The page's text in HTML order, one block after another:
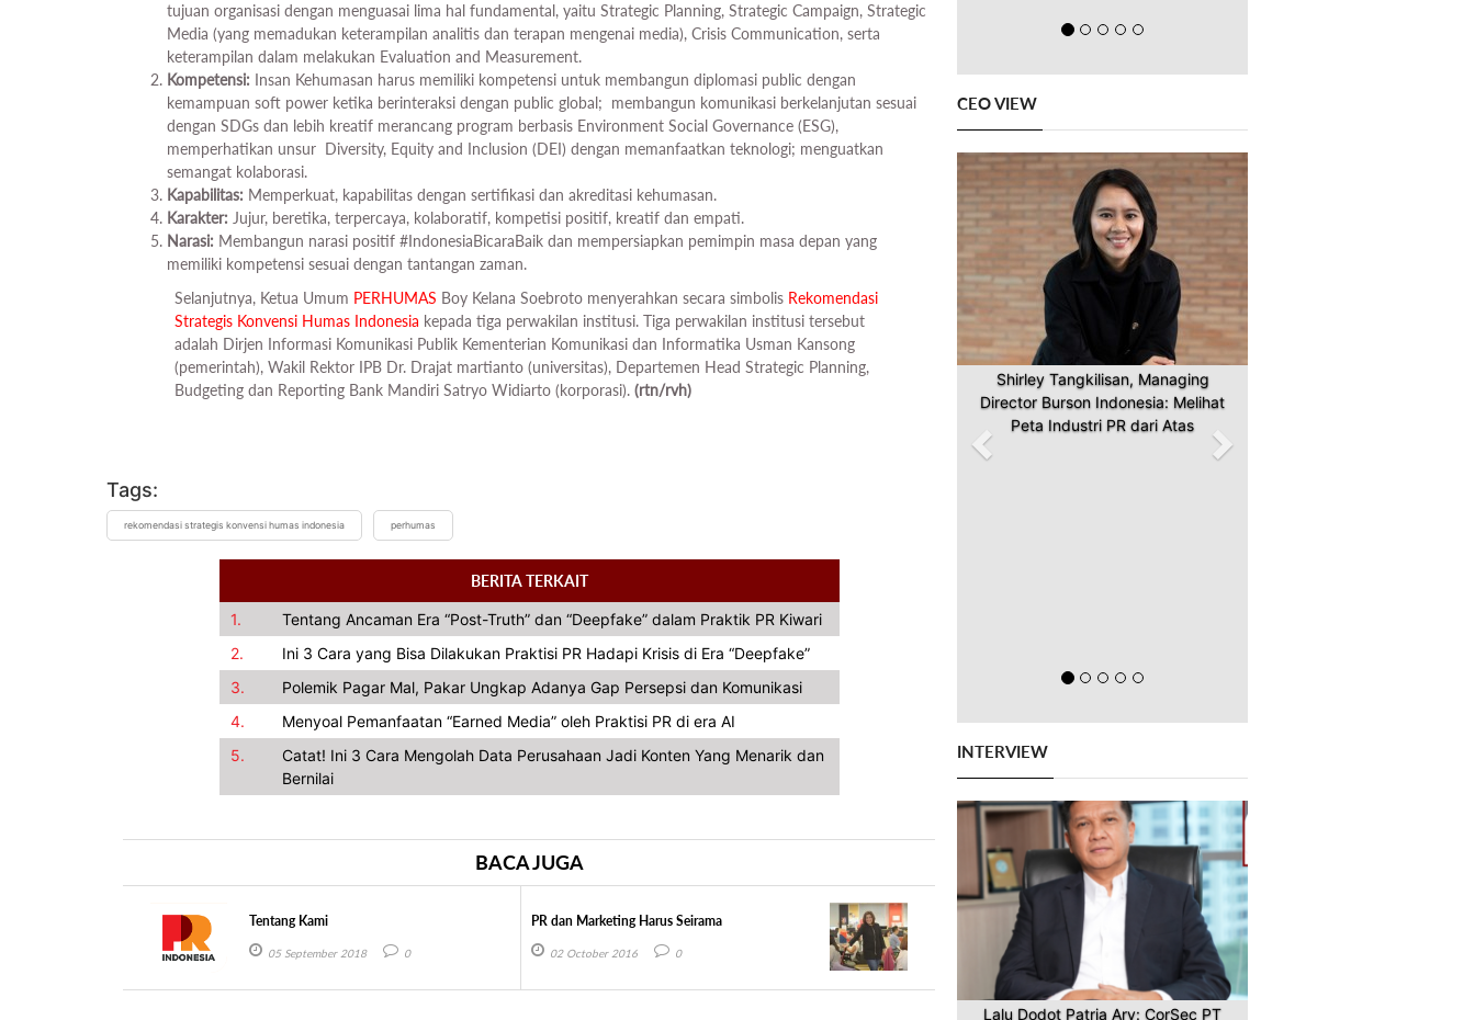
tujuan organisasi dengan menguasai lima hal fundamental, yaitu Strategic Planning, Strategic Campaign, Strategic
Media (yang memadukan keterampilan analitis dan terapan mengenai media), Crisis Communication, serta
keterampilan dalam melakukan Evaluation and Measurement.
Kompetensi: Insan Kehumasan harus memiliki kompetensi untuk membangun diplomasi public dengan
kemampuan soft power ketika berinteraksi dengan public global; membangun komunikasi berkelanjutan sesuai
dengan SDGs dan lebih kreatif merancang program berbasis Environment Social Governance (ESG),
memperhatikan unsur Diversity, Equity and Inclusion (DEI) dengan memanfaatkan teknologi; menguatkan
semangat kolaborasi.
Kapabilitas: Memperkuat, kapabilitas dengan sertifikasi dan akreditasi kehumasan.
Karakter: Jujur, beretika, terpercaya, kolaboratif, kompetisi positif, kreatif dan empati.
Narasi: Membangun narasi positif #IndonesiaBicaraBaik dan mempersiapkan pemimpin masa depan yang
memiliki kompetensi sesuai dengan tantangan zaman.
Selanjutnya, Ketua Umum PERHUMAS Boy Kelana Soebroto menyerahkan secara simbolis Rekomendasi
Strategis Konvensi Humas Indonesia kepada tiga perwakilan institusi. Tiga perwakilan institusi tersebut
adalah Dirjen Informasi Komunikasi Publik Kementerian Komunikasi dan Informatika Usman Kansong
(pemerintah), Wakil Rektor IPB Dr. Drajat martianto (universitas), Departemen Head Strategic Planning,
Budgeting dan Reporting Bank Mandiri Satryo Widiarto (korporasi).(rtn/rvh)
Tags:
rekomendasi strategis konvensi humas indonesia perhumas
BERITA TERKAIT
1.
Tentang Ancaman Era “Post-Truth” dan “Deepfake” dalam Praktik PR Kiwari
2.
Ini 3 Cara yang Bisa Dilakukan Praktisi PR Hadapi Krisis di Era “Deepfake”
3.
Polemik Pagar Mal, Pakar Ungkap Adanya Gap Persepsi dan Komunikasi
4.
Menyoal Pemanfaatan “Earned Media” oleh Praktisi PR di era AI
5.
Catat! Ini 3 Cara Mengolah Data Perusahaan Jadi Konten Yang Menarik dan
Bernilai
BACA JUGA
Tentang Kami
05 September 2018 0
PR dan Marketing Harus Seirama
02 October 2016 0
CEO VIEW
Shirley Tangkilisan, Managing
Director Burson Indonesia: Melihat
Peta Industri PR dari Atas
Previous Next
INTERVIEW
Lalu Dodot Patria Ary: CorSec PT
Previous Next